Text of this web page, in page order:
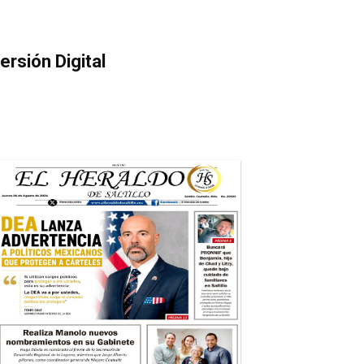
Digital